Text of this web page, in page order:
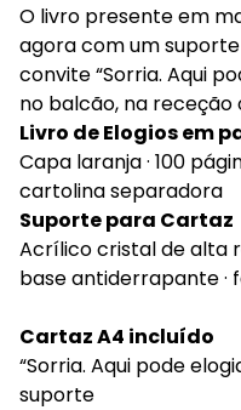
O livro presente em
agora com um
convite “Sorria. Aqui
no balcão, na receção
Livro de Elogios em
Capa laranja · 100
cartolina separadora
Suporte para Cartaz
Acrílico cristal de alta
base antiderrapante ·
Cartaz A4 incluído
“Sorria. Aqui pode
suporte